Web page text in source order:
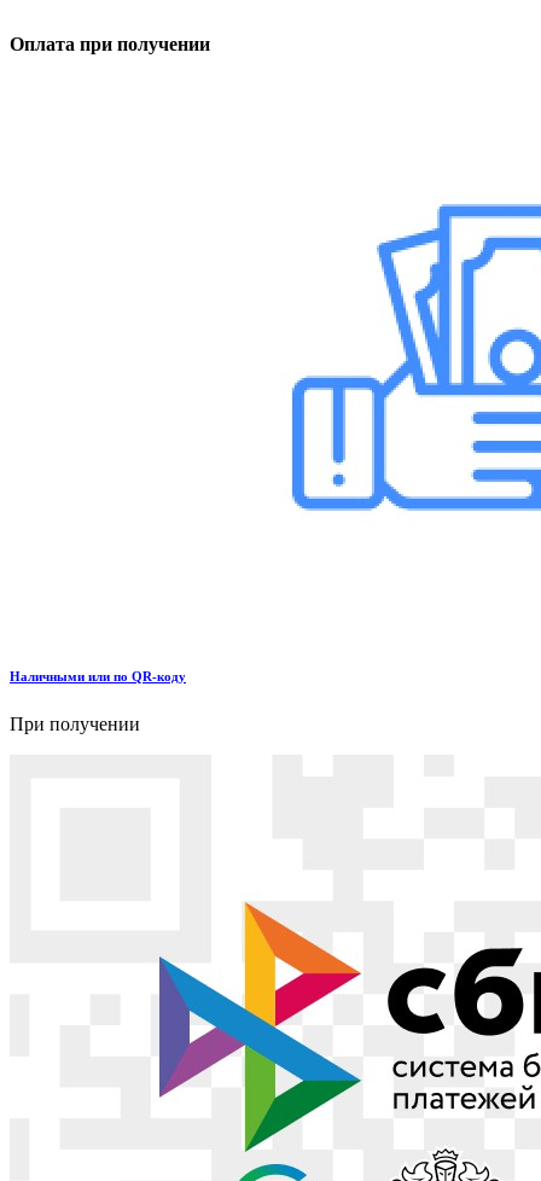
Оплата при получении
Наличными или по QR-коду
При получении